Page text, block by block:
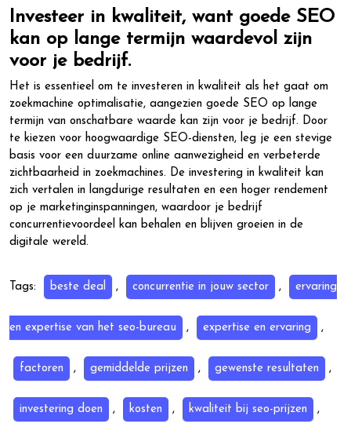
Investeer in kwaliteit, want goede SEO
kan op lange termijn waardevol zijn
voor je bedrijf.
Het is essentieel om te investeren in kwaliteit als het gaat om
zoekmachine optimalisatie, aangezien goede SEO op lange
termijn van onschatbare waarde kan zijn voor je bedrijf. Door
te kiezen voor hoogwaardige SEO-diensten, leg je een stevige
basis voor een duurzame online aanwezigheid en verbeterde
zichtbaarheid in zoekmachines. De investering in kwaliteit kan
zich vertalen in langdurige resultaten en een hoger rendement
op je marketinginspanningen, waardoor je bedrijf
concurrentievoordeel kan behalen en blijven groeien in de
digitale wereld.
Tags: beste deal , concurrentie in jouw sector , ervaring
en expertise van het seo-bureau , expertise en ervaring ,
factoren , gemiddelde prijzen , gewenste resultaten ,
investering doen , kosten , kwaliteit bij seo-prijzen ,